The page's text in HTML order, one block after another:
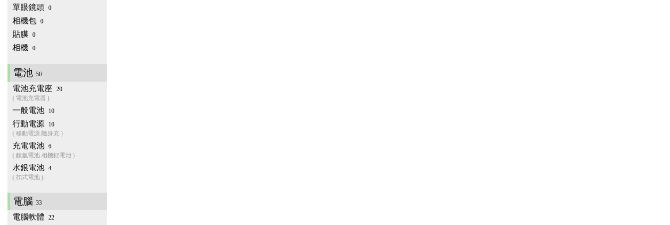
單眼鏡頭 0
相機包 0
貼膜 0
相機 0
電池 50
電池充電座
20
( 電池充電器 )
一般電池 10
行動電源
10
( 移動電源.隨身充 )
充電電池 6
( 鎳氫電池.相機鋰電池 )
水銀電池 4
( 扣式電池 )
電腦 33
電腦軟體 22